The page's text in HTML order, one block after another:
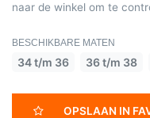
naar de winkel om te
BESCHIKBARE MATEN
34 t/m 36 36 t/m 38
OPSLAAN IN